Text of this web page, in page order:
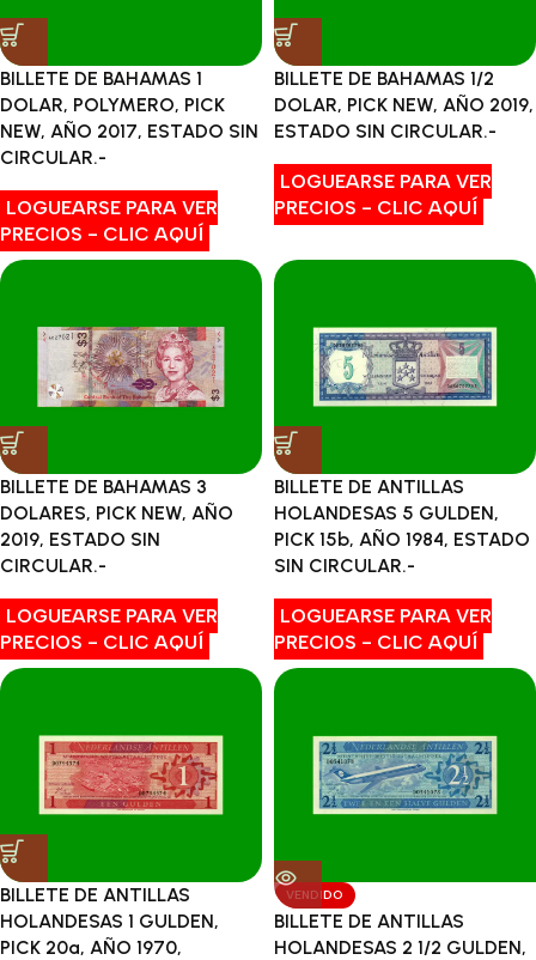
BILLETE DE BAHAMAS 1
DOLAR, POLYMERO, PICK
NEW, AÑO 2017, ESTADO SIN
CIRCULAR.-
LOGUEARSE PARA VER
PRECIOS - CLIC AQUÍ
BILLETE DE BAHAMAS 1/2
DOLAR, PICK NEW, AÑO 2019,
ESTADO SIN CIRCULAR.-
LOGUEARSE PARA VER
PRECIOS - CLIC AQUÍ
BILLETE DE BAHAMAS 3
DOLARES, PICK NEW, AÑO
2019, ESTADO SIN
CIRCULAR.-
LOGUEARSE PARA VER
PRECIOS - CLIC AQUÍ
BILLETE DE ANTILLAS
HOLANDESAS 5 GULDEN,
PICK 15b, AÑO 1984, ESTADO
SIN CIRCULAR.-
LOGUEARSE PARA VER
PRECIOS - CLIC AQUÍ
BILLETE DE ANTILLAS
HOLANDESAS 1 GULDEN,
PICK 20a, AÑO 1970,
VENDIDO
BILLETE DE ANTILLAS
HOLANDESAS 2 1/2 GULDEN,